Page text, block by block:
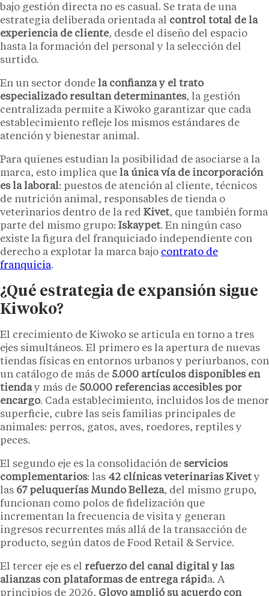
bajo gestión directa no es casual. Se trata de una
estrategia deliberada orientada al control total de la
experiencia de cliente, desde el diseño del espacio
hasta la formación del personal y la selección del
surtido.
En un sector donde la confianza y el trato
especializado resultan determinantes, la gestión
centralizada permite a Kiwoko garantizar que cada
establecimiento refleje los mismos estándares de
atención y bienestar animal.
Para quienes estudian la posibilidad de asociarse a la
marca, esto implica que la única vía de incorporación
es la laboral: puestos de atención al cliente, técnicos
de nutrición animal, responsables de tienda o
veterinarios dentro de la red Kivet, que también forma
parte del mismo grupo: Iskaypet. En ningún caso
existe la figura del franquiciado independiente con
derecho a explotar la marca bajo contrato de
franquicia.
¿Qué estrategia de expansión sigue
Kiwoko?
El crecimiento de Kiwoko se articula en torno a tres
ejes simultáneos. El primero es la apertura de nuevas
tiendas físicas en entornos urbanos y periurbanos, con
un catálogo de más de 5.000 artículos disponibles en
tienday más de 50.000 referencias accesibles por
encargo. Cada establecimiento, incluidos los de menor
superficie, cubre las seis familias principales de
animales: perros, gatos, aves, roedores, reptiles y
peces.
El segundo eje es la consolidación de servicios
complementarios: las 42 clínicas veterinarias Kivety
las 67 peluquerías Mundo Belleza, del mismo grupo,
funcionan como polos de fidelización que
incrementan la frecuencia de visita y generan
ingresos recurrentes más allá de la transacción de
producto, según datos de Food Retail & Service.
El tercer eje es el refuerzo del canal digital y las
alianzas con plataformas de entrega rápida. A
principios de 2026, Glovo amplió su acuerdo con